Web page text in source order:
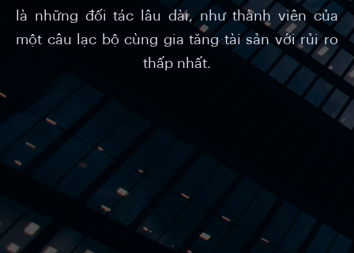
là những đối tác lâu dài, như thành viên của
một câu lạc bộ cùng gia tăng tài sản với rủi ro
thấp nhất.